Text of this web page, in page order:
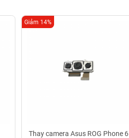
Thay camera Asus ROG Phone 6
Giảm 14%